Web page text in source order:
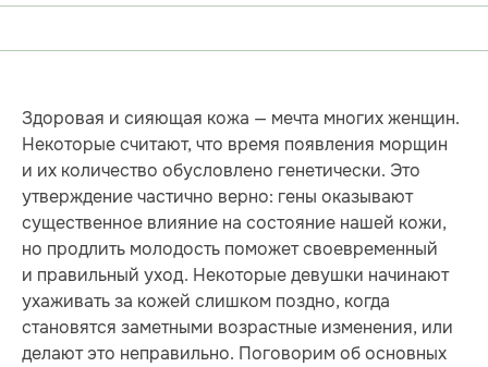
Здоровая и сияющая кожа — мечта многих женщин.
Некоторые считают, что время появления морщин
и их количество обусловлено генетически. Это
утверждение частично верно: гены оказывают
существенное влияние на состояние нашей кожи,
но продлить молодость поможет своевременный
и правильный уход. Некоторые девушки начинают
ухаживать за кожей слишком поздно, когда
становятся заметными возрастные изменения, или
делают это неправильно. Поговорим об основных